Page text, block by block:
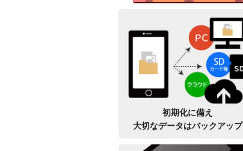
初期化に備え
大切なデータはバックアップ